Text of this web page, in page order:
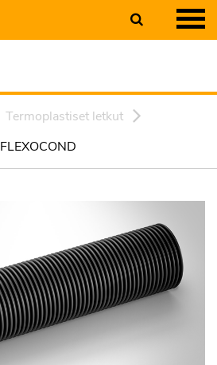
Termoplastiset letkut
FLEXOCOND